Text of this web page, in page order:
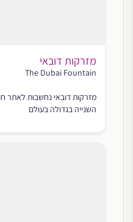
מזרקות דובאי
The Dubai Fountain
מזרקות דובאי נחשבות לאתר
השנייה בגדולה בעולם